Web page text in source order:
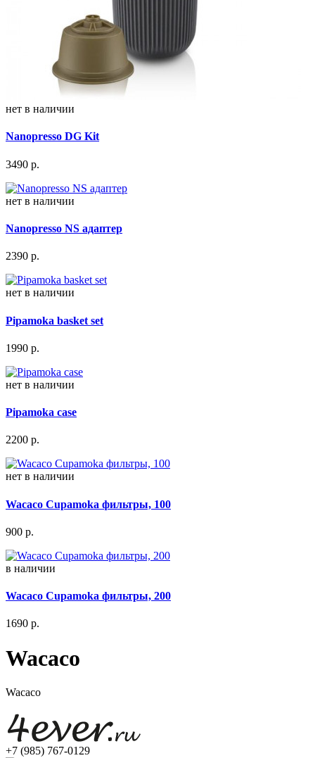
нет в наличии
Nanopresso DG Kit
3490 р.
нет в наличии
Nanopresso NS адаптер
2390 р.
нет в наличии
Pipamoka basket set
1990 р.
нет в наличии
Pipamoka case
2200 р.
нет в наличии
Wacaco Cupamoka фильтры, 100
900 р.
в наличии
Wacaco Cupamoka фильтры, 200
1690 р.
Wacaco
Wacaco
+7 (985) 767-0129